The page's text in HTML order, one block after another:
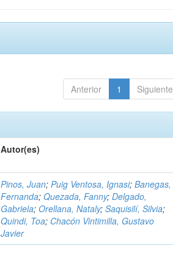
Anterior 1 Siguiente
Autor(es)
Pinos, Juan;Puig Ventosa, Ignasi;Banegas,
Fernanda;Quezada, Fanny;Delgado,
Gabriela;Orellana, Nataly;Saquisilí, Silvia;
Quindi, Toa; Chacón Vintimilla, Gustavo
Javier